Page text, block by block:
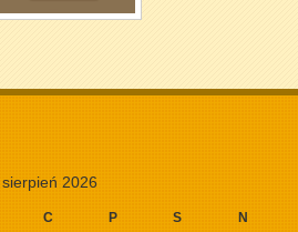
sierpień 2026
C P S N